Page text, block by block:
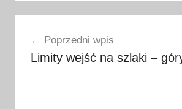
k
wpisuPoprzedni wpis
Limity wejść na szlaki –